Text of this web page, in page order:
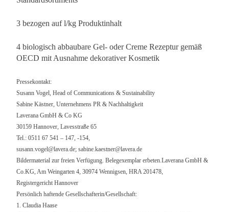
3 bezogen auf l/kg Produktinhalt
4 biologisch abbaubare Gel- oder Creme Rezeptur gemäß
OECD mit Ausnahme dekorativer Kosmetik
Pressekontakt:
Susann Vogel, Head of Communications & Sustainability
Sabine Kästner, Unternehmens PR & Nachhaltigkeit
Laverana GmbH & Co KG
30159 Hannover, Lavesstraße 65
Tel.: 0511 67 541 – 147, -154,
susann.vogel@lavera.de; sabine.kaestner@lavera.de
Bildermaterial zur freien Verfügung. Belegexemplar erbeten.Laverana GmbH &
Co.KG, Am Weingarten 4, 30974 Wennigsen, HRA 201478,
Registergericht Hannover
Persönlich haftende Gesellschafterin/Gesellschaft:
1. Claudia Haase